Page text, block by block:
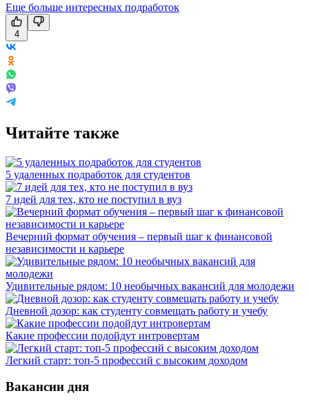
Еще больше интересных подработок
4
Читайте также
5 удаленных подработок для студентов
7 идей для тех, кто не поступил в вуз
Вечерний формат обучения – первый шаг к финансовой
независимости и карьере
Удивительные рядом: 10 необычных вакансий для молодежи
Дневной дозор: как студенту совмещать работу и учебу
Какие профессии подойдут интровертам
Легкий старт: топ-5 профессий с высоким доходом
Вакансии дня